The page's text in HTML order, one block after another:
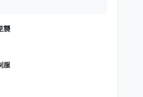
れた黒い袋が、事件を最悪の方向へ動
語りかけていた「Night072」の本当の
姿。 ほのかはなぜ狙われたのか。 そ
襲
服